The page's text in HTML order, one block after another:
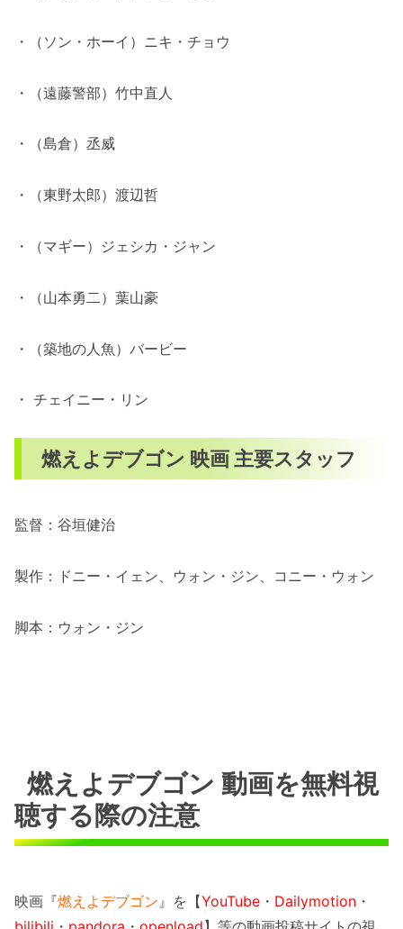
・（ソン・ホーイ）ニキ・チョウ
・（遠藤警部）竹中直人
・（島倉）丞威
・（東野太郎）渡辺哲
・（マギー）ジェシカ・ジャン
・（山本勇二）葉山豪
・（築地の人魚）バービー
・ チェイニー・リン
燃えよデブゴン 映画 主要スタッフ
監督：谷垣健治
製作：ドニー・イェン、ウォン・ジン、コニー・ウォン
脚本：ウォン・ジン
燃えよデブゴン 動画を無料視
聴する際の注意
映画『燃えよデブゴン 』を【YouTube ・ Dailymotion ・